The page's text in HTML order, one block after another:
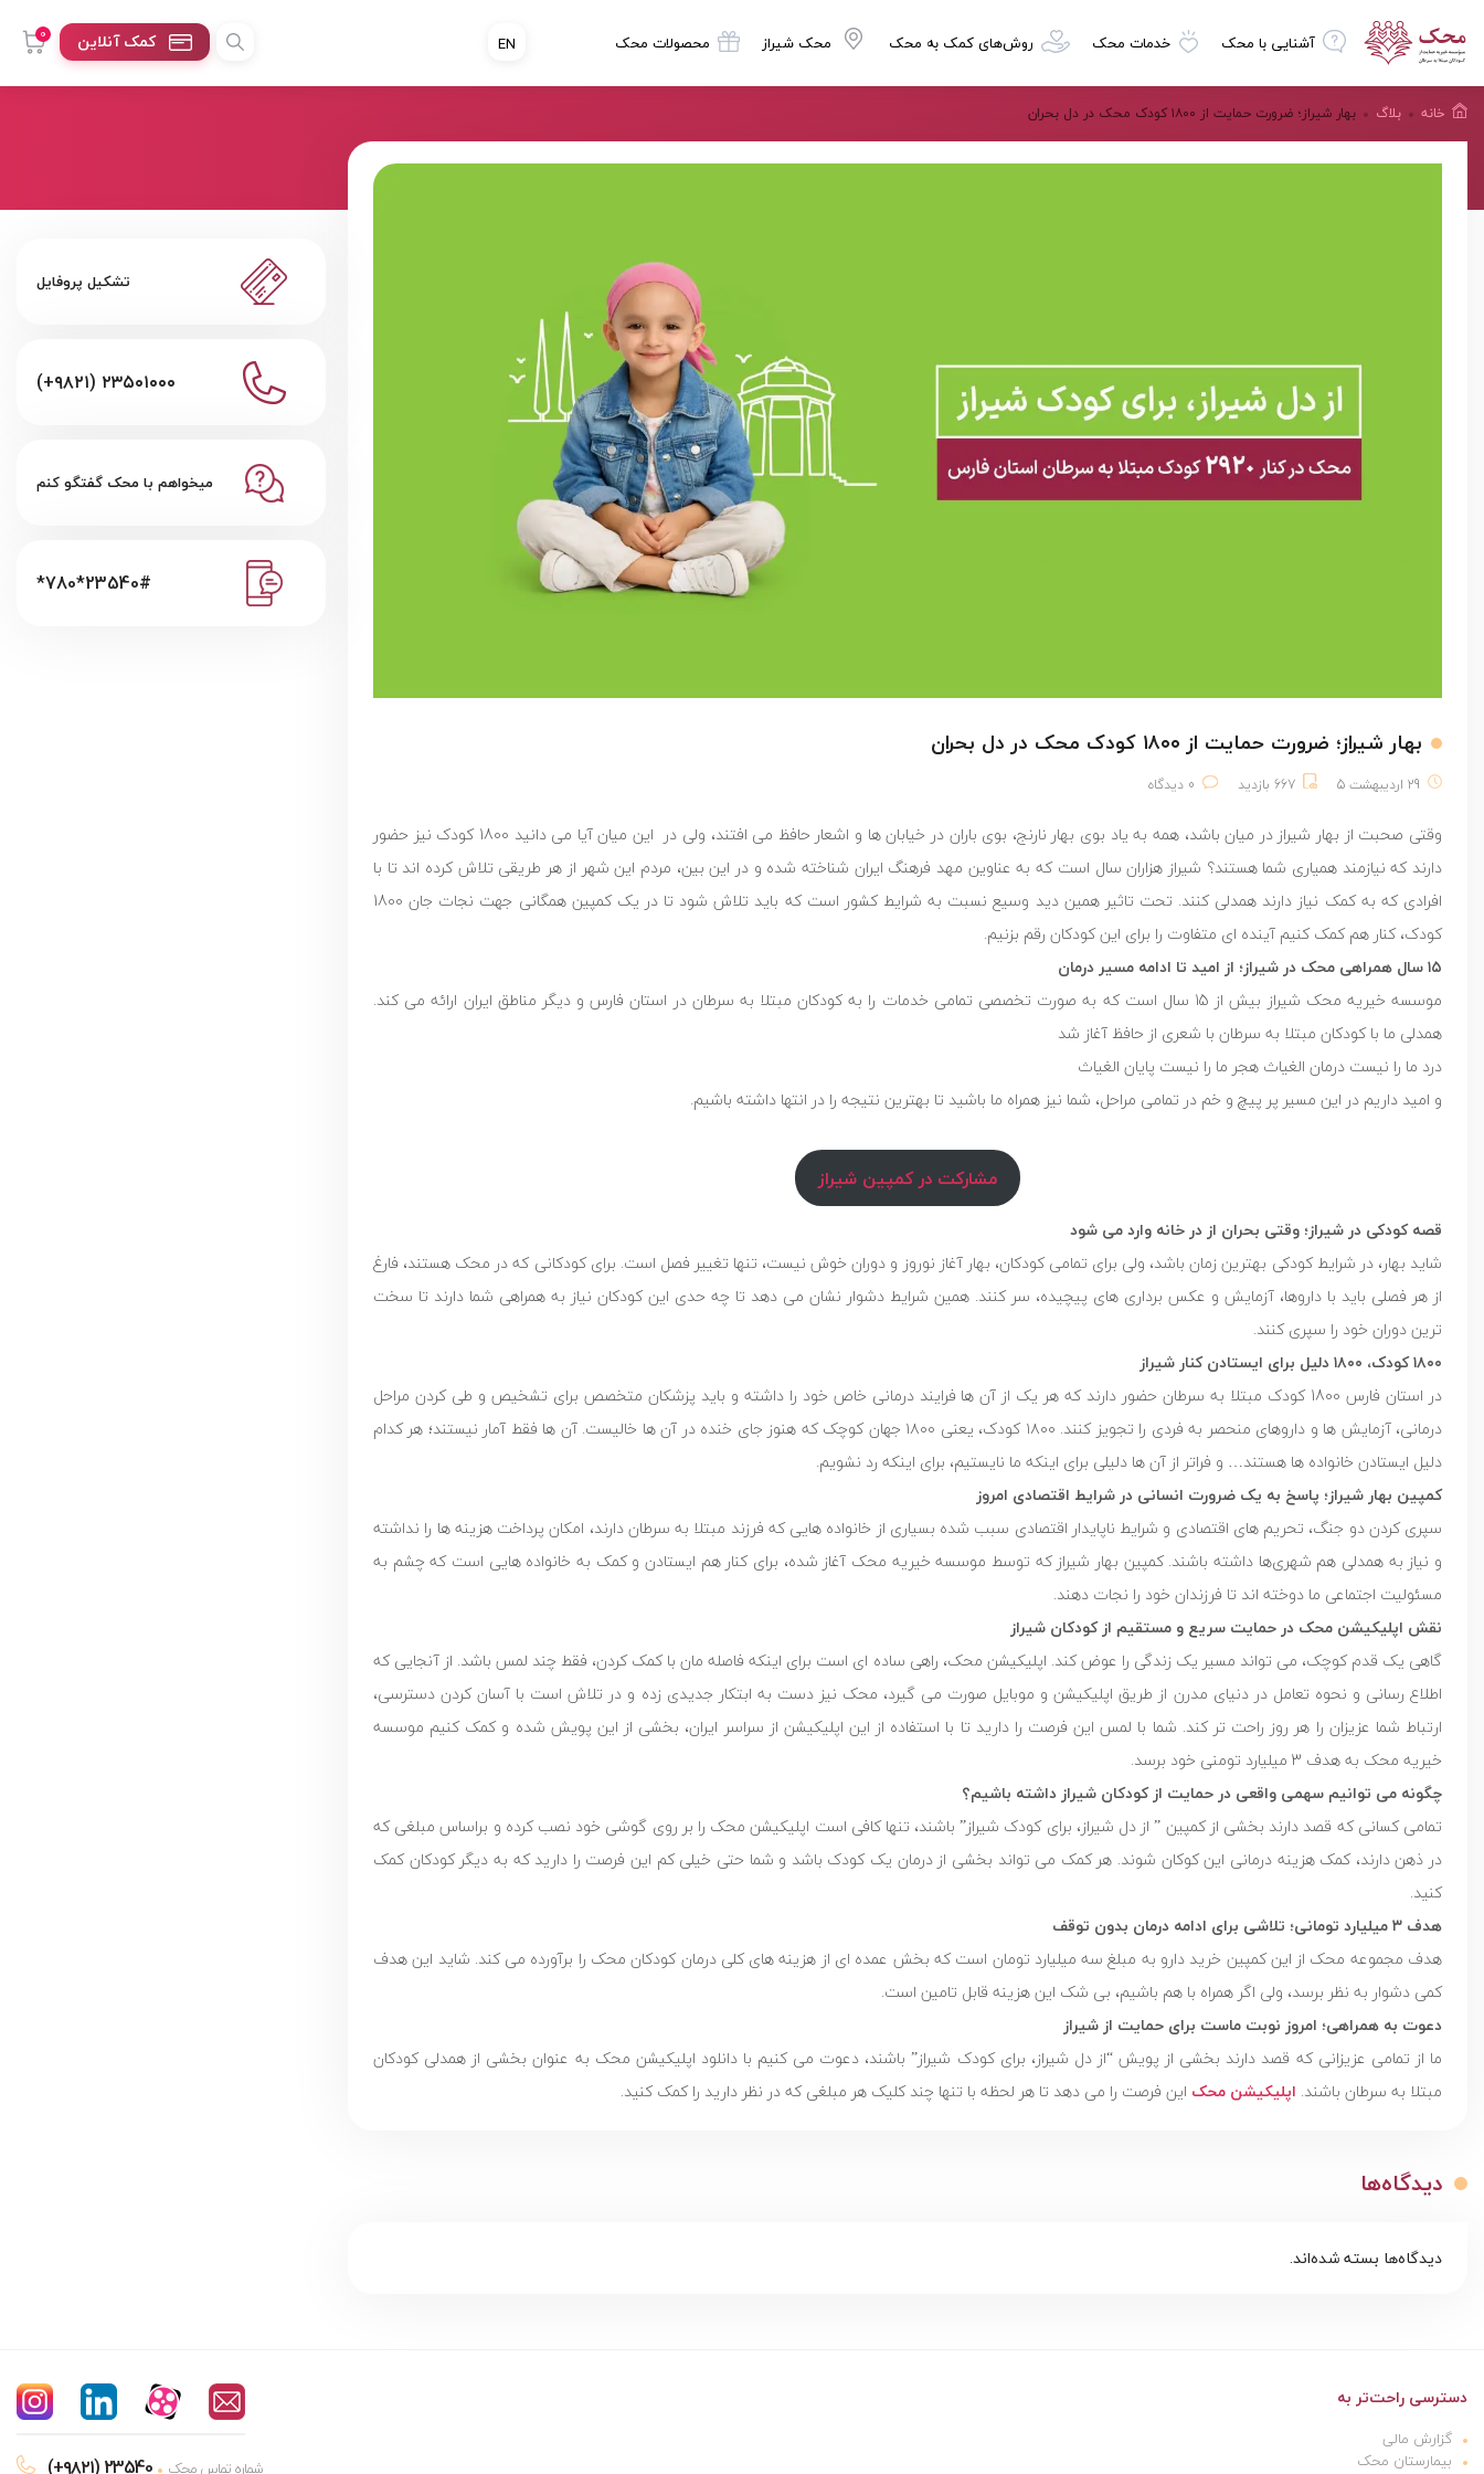
آشنایی با محک خدمات محک روش‌های کمک به محک محک شیراز محصولات محک 0 کمک آنلاین EN
خانه بلاگ بهار شیراز؛ ضرورت حمایت از ۱۸۰۰ کودک محک در دل بحران
بهار شیراز؛ ضرورت حمایت از ۱۸۰۰ کودک محک در دل بحران
29 اردیبهشت 5 667 بازدید 0 دیدگاه
وقتی صحبت از بهار شیراز در میان باشد، همه به یاد بوی بهار نارنج، بوی باران در خیابان ها و اشعار حافظ می افتند، ولی در این میان آیا می دانید 1800 کودک نیز حضور
دارند که نیازمند همیاری شما هستند؟ شیراز هزاران سال است که به عناوین مهد فرهنگ ایران شناخته شده و در این بین، مردم این شهر از هر طریقی تلاش کرده اند تا با
افرادی که به کمک نیاز دارند همدلی کنند. تحت تاثیر همین دید وسیع نسبت به شرایط کشور است که باید تلاش شود تا در یک کمپین همگانی جهت نجات جان 1800
کودک، کنار هم کمک کنیم آینده ای متفاوت را برای این کودکان رقم بزنیم.
۱۵ سال همراهی محک در شیراز؛ از امید تا ادامه مسیر درمان
موسسه خیریه محک شیراز بیش از 15 سال است که به صورت تخصصی تمامی خدمات را به کودکان مبتلا به سرطان در استان فارس و دیگر مناطق ایران ارائه می کند.
همدلی ما با کودکان مبتلا به سرطان با شعری از حافظ آغاز شد
درد ما را نیست درمان الغیاث هجر ما را نیست پایان الغیاث
و امید داریم در این مسیر پر پیچ و خم در تمامی مراحل، شما نیز همراه ما باشید تا بهترین نتیجه را در انتها داشته باشیم.
مشارکت در کمپین شیراز
قصه کودکی در شیراز؛ وقتی بحران از در خانه وارد می ‌شود
شاید بهار، در شرایط کودکی بهترین زمان باشد، ولی برای تمامی کودکان، بهار آغاز نوروز و دوران خوش نیست، تنها تغییر فصل است. برای کودکانی که در محک هستند، فارغ
از هر فصلی باید با داروها، آزمایش و عکس برداری های پیچیده، سر کنند. همین شرایط دشوار نشان می دهد تا چه حدی این کودکان نیاز به همراهی شما دارند تا سخت
ترین دوران خود را سپری کنند.
۱۸۰۰ کودک، ۱۸۰۰ دلیل برای ایستادن کنار شیراز
در استان فارس 1800 کودک مبتلا به سرطان حضور دارند که هر یک از آن ها فرایند درمانی خاص خود را داشته و باید پزشکان متخصص برای تشخیص و طی کردن مراحل
درمانی، آزمایش ها و داروهای منحصر به فردی را تجویز کنند. ۱۸۰۰ کودک، یعنی ۱۸۰۰ جهان کوچک که هنوز جای خنده در آن‌ ها خالیست. آن ها فقط آمار نیستند؛ هر کدام
دلیل ایستادن خانواده ها هستند… و فراتر از آن ها دلیلی برای اینکه ما نایستیم، برای اینکه رد نشویم.
کمپین بهار شیراز؛ پاسخ به یک ضرورت انسانی در شرایط اقتصادی امروز
سپری کردن دو جنگ، تحریم های اقتصادی و شرایط ناپایدار اقتصادی سبب شده بسیاری از خانواده هایی که فرزند مبتلا به سرطان دارند، امکان پرداخت هزینه ها را نداشته
و نیاز به همدلی هم شهری‌ها داشته باشند. کمپین بهار شیراز که توسط موسسه خیریه محک آغاز شده، برای کنار هم ایستادن و کمک به خانواده هایی است که چشم به
مسئولیت اجتماعی ما دوخته اند تا فرزندان خود را نجات دهند.
نقش اپلیکیشن محک در حمایت سریع و مستقیم از کودکان شیراز
گاهی یک قدم کوچک، می ‌تواند مسیر یک زندگی را عوض کند. اپلیکیشن محک، راهی ساده ای است برای اینکه فاصله ‌مان با کمک کردن، فقط چند لمس باشد. از آنجایی که
اطلاع رسانی و نحوه تعامل در دنیای مدرن از طریق اپلیکیشن و موبایل صورت می گیرد، محک نیز دست به ابتکار جدیدی زده و در تلاش است با آسان کردن دسترسی،
ارتباط شما عزیزان را هر روز راحت تر کند. شما با لمس این فرصت را دارید تا با استفاده از این اپلیکیشن از سراسر ایران، بخشی از این پویش شده و کمک کنیم موسسه
خیریه محک به هدف 3 میلیارد تومنی خود برسد.
چگونه می ‌توانیم سهمی واقعی در حمایت از کودکان شیراز داشته باشیم؟
تمامی کسانی که قصد دارند بخشی از کمپین ” از دل شیراز، برای کودک شیراز” باشند، تنها کافی است اپلیکیشن محک را بر روی گوشی خود نصب کرده و براساس مبلغی که
در ذهن دارند، کمک هزینه درمانی این کوکان شوند. هر کمک می تواند بخشی از درمان یک کودک باشد و شما حتی خیلی کم این فرصت را دارید که به دیگر کودکان کمک
کنید.
هدف ۳ میلیارد تومانی؛ تلاشی برای ادامه درمان بدون توقف
هدف مجموعه محک از این کمپین خرید دارو به مبلغ سه میلیارد تومان است که بخش عمده ای از هزینه های کلی درمان کودکان محک را برآورده می کند. شاید این هدف
کمی دشوار به نظر برسد، ولی اگر همراه با هم باشیم، بی شک این هزینه قابل تامین است.
دعوت به همراهی؛ امروز نوبت ماست برای حمایت از شیراز
ما از تمامی عزیزانی که قصد دارند بخشی از پویش “از دل شیراز، برای کودک شیراز” باشند، دعوت می کنیم با دانلود اپلیکیشن محک به عنوان بخشی از همدلی کودکان
مبتلا به سرطان باشند. اپلیکیشن محک این فرصت را می دهد تا هر لحظه با تنها چند کلیک هر مبلغی که در نظر دارید را کمک کنید.
دیدگاه‌ها
دیدگاه‌ها بسته شده‌اند.
تشکیل پروفایل
(+۹۸۲۱) ۲۳۵۰۱۰۰۰
میخواهم با محک گفتگو کنم
*780*23540#
دسترسی راحت‌تر به
گزارش مالی
بیمارستان محک
(+۹۸۲۱) 23540 شماره تماس محک